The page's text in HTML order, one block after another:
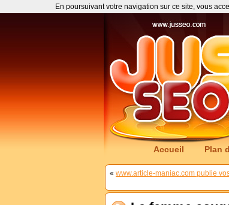
Accueil Plan
« www.article-maniac.com publie
En poursuivant votre navigation sur ce site, vous